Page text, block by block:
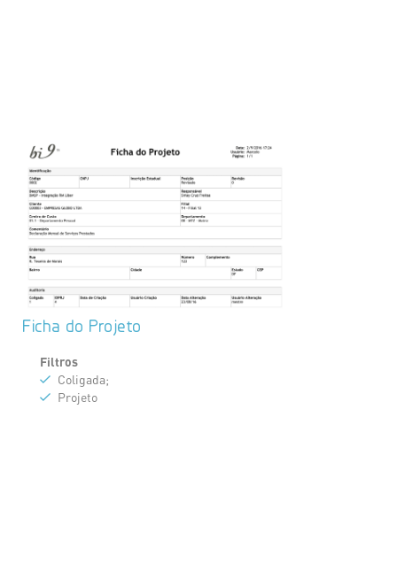
Ficha do Projeto
Filtros
Coligada;
Projeto